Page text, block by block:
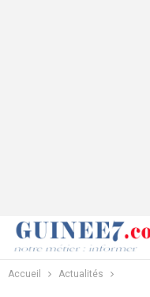
Accueil Actualités